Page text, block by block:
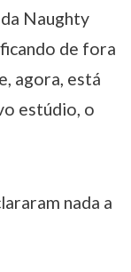
Naughty
de fora
agora, está
estúdio, o
nada a